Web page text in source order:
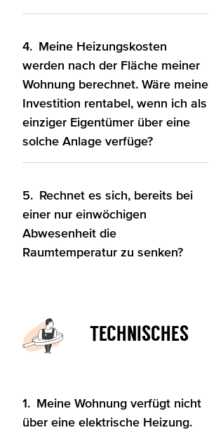
4.
Meine Heizungskosten
werden nach der Fläche meiner
Wohnung berechnet. Wäre meine
Investition rentabel, wenn ich als
einziger Eigentümer über eine
solche Anlage verfüge?
5.
Rechnet es sich, bereits bei
einer nur einwöchigen
Abwesenheit die
Raumtemperatur zu senken?
Technisches
1.
Meine Wohnung verfügt nicht
über eine elektrische Heizung.